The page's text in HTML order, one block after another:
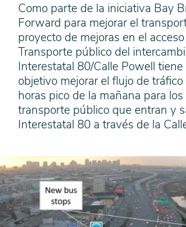
Como parte de la iniciativa Bay
Forward para mejorar el
proyecto de mejoras en el
Transporte público del
Interestatal 80/Calle Powell tiene
objetivo mejorar el flujo de
horas pico de la mañana para
transporte público que entran y
Interestatal 80 a través de la